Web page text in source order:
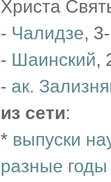
Христа
- Чалидзе,
- Шаинский,
- ак.
из сети:
* выпуски
разные годы